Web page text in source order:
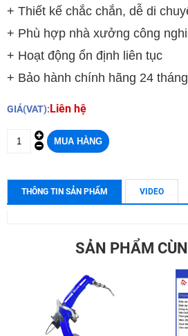
+ Thiết kế chắc chắn, dễ di
+ Phù hợp nhà xưởng công
+ Hoạt động ổn định liên tục
+ Bảo hành chính hãng 24 tháng
GIÁ(VAT): Liên hệ
THÔNG TIN SẢN PHẨM VIDEO
SẢN PHẨM